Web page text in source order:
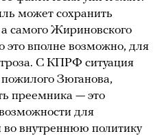
может сохранить
самого Жириновского
это вполне возможно, для
С КПРФ ситуация
Зюганова,
преемника — это
для
внутреннюю политику